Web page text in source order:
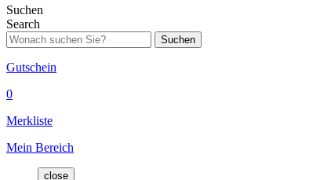
Suchen
Search
Suchen
Gutschein
0
Merkliste
Mein Bereich
close